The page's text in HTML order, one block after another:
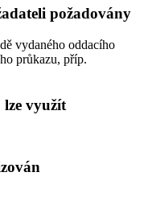
požadovány
vydaného oddacího
průkazu, příp.
využít